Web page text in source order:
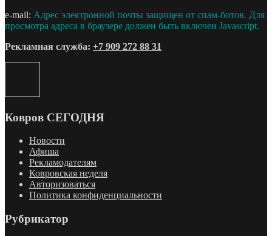
e-mail: Адрес электронной почты защищен от спам-ботов. Для
просмотра адреса в браузере должен быть включен Javascript.
Рекламная служба: +7 909 272 88 31
Ковров СЕГОДНЯ
Новости
Афиша
Рекламодателям
Ковровская неделя
Авторизоваться
Политика конфиденциальности
Рубрикатор